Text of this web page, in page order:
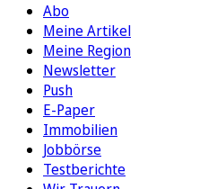
Abo
Meine Artikel
Meine Region
Newsletter
Push
E-Paper
Immobilien
Jobbörse
Testberichte